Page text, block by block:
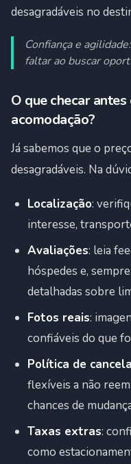
desagradáveis no
Confiança e
faltar ao buscar
O que checar
acomodação?
Já sabemos que o
desagradáveis. Na
Localização:
interesse,
Avaliações: leia
hóspedes e,
detalhadas sobre
Fotos reais:
confiáveis do que
Política de
flexíveis a não
chances de
Taxas extras:
como